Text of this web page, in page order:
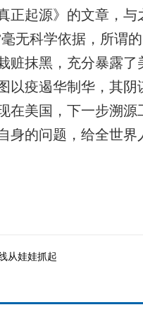
正起源》的文章，与
无科学依据，所谓
赃抹黑，充分暴露
以疫遏华制华，其
在美国，下一步溯
身的问题，给全世
从娃娃抓起